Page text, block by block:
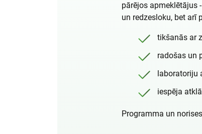
pārējos apmeklētājus
un redzesloku, bet arī
tikšanās ar
radošas un
laboratoriju
iespēja
Programma un